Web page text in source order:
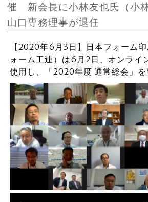
催 新会長に小林友也氏（小
山口専務理事が退任
【2020年6月3日】日本フォーム
ォーム工連）は6月2日、オンライ
使用し、「2020年度 通常総会」を